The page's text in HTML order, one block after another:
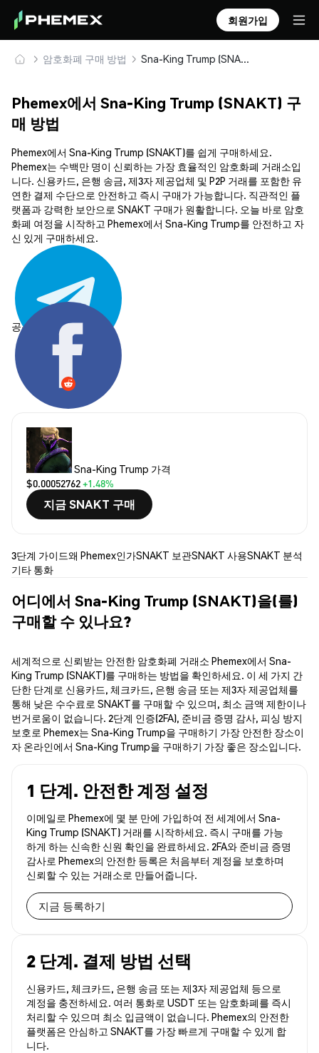
회원가입
암호화폐 구매 방법 Sna-King Trump (SNAKT) 안전하게 구매 및 보관
Phemex에서 Sna-King Trump (SNAKT) 구
매 방법
Phemex에서 Sna-King Trump (SNAKT)를 쉽게 구매하세요.
Phemex는 수백만 명이 신뢰하는 가장 효율적인 암호화폐 거래소입
니다. 신용카드, 은행 송금, 제3자 제공업체 및 P2P 거래를 포함한 유
연한 결제 수단으로 안전하고 즉시 구매가 가능합니다. 직관적인 플
랫폼과 강력한 보안으로 SNAKT 구매가 원활합니다. 오늘 바로 암호
화폐 여정을 시작하고 Phemex에서 Sna-King Trump를 안전하고 자
신 있게 구매하세요.
공유하기:
Sna-King Trump 가격
$0.00052762+1.48%
지금 SNAKT 구매
3단계 가이드왜 Phemex인가SNAKT 보관SNAKT 사용SNAKT 분석
기타 통화
어디에서 Sna-King Trump (SNAKT)을(를)
구매할 수 있나요?
세계적으로 신뢰받는 안전한 암호화폐 거래소 Phemex에서 Sna-
King Trump (SNAKT)를 구매하는 방법을 확인하세요. 이 세 가지 간
단한 단계로 신용카드, 체크카드, 은행 송금 또는 제3자 제공업체를
통해 낮은 수수료로 SNAKT를 구매할 수 있으며, 최소 금액 제한이나
번거로움이 없습니다. 2단계 인증(2FA), 준비금 증명 감사, 피싱 방지
보호로 Phemex는 Sna-King Trump을 구매하기 가장 안전한 장소이
자 온라인에서 Sna-King Trump을 구매하기 가장 좋은 장소입니다.
1 단계. 안전한 계정 설정
이메일로 Phemex에 몇 분 만에 가입하여 전 세계에서 Sna-
King Trump (SNAKT) 거래를 시작하세요. 즉시 구매를 가능
하게 하는 신속한 신원 확인을 완료하세요. 2FA와 준비금 증명
감사로 Phemex의 안전한 등록은 처음부터 계정을 보호하며
신뢰할 수 있는 거래소로 만들어줍니다.
지금 등록하기
2 단계. 결제 방법 선택
신용카드, 체크카드, 은행 송금 또는 제3자 제공업체 등으로
계정을 충전하세요. 여러 통화로 USDT 또는 암호화폐를 즉시
처리할 수 있으며 최소 입금액이 없습니다. Phemex의 안전한
플랫폼은 안심하고 SNAKT를 가장 빠르게 구매할 수 있게 합
니다.